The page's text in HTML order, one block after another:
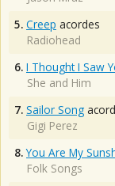
5. Creep acordes
Radiohead
6. I Thought I Saw
She and Him
7. Sailor Song
Gigi Perez
8. You Are My
Folk Songs